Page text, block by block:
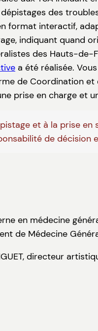
des
format interactif,
indiquant quand
des Hauts-
a été réalisée.
de Coordination et
prise en charge et
et à la prise
de décision
en médecine
de Médecine
directeur